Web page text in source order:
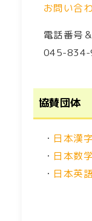
お問い合
電話番号＆
045-834-
協賛団体
・ 日本漢
・ 日本数
・ 日本英